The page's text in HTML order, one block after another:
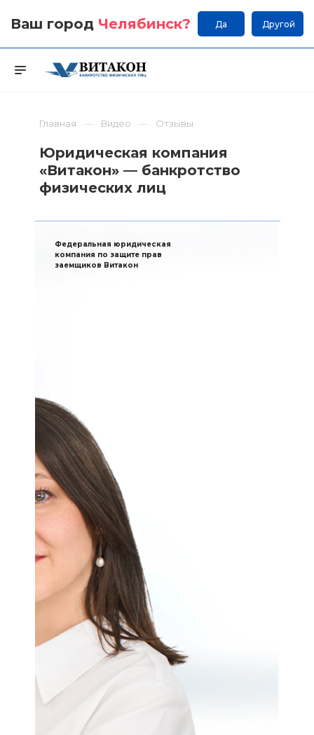
Ваш город Челябинск? Да Другой
Главная Видео Отзывы
Юридическая компания
«Витакон» — банкротство
физических лиц
Федеральная юридическая
компания по защите прав
заемщиков Витакон